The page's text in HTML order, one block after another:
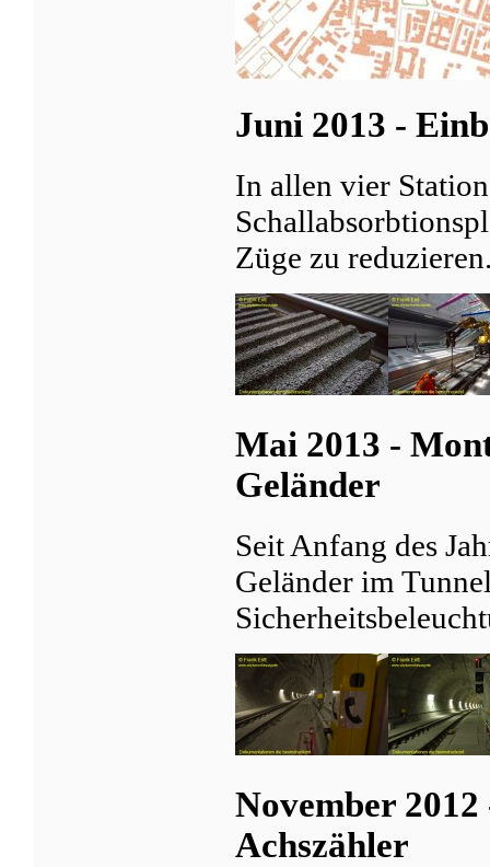
Juni 2013 -
In allen vier
Züge zu
Mai 2013 -
Geländer
Seit Anfang des
Geländer im
November
Achszähler